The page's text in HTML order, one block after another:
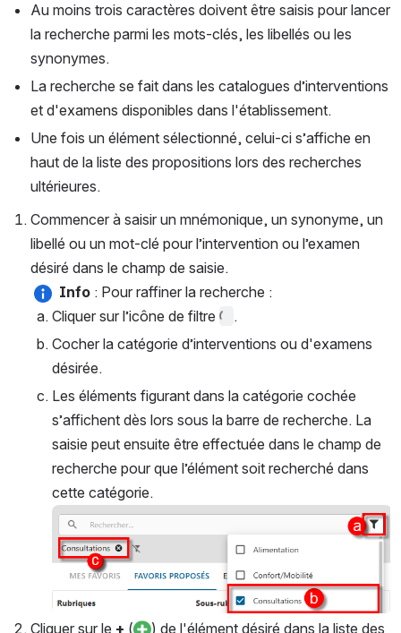
Au moins trois caractères doivent être saisis pour lancer
la recherche parmi les mots-clés, les libellés ou les
synonymes.
La recherche se fait dans les catalogues d’interventions
et d'examens disponibles dans l'établissement.
Une fois un élément sélectionné, celui-ci s’affiche en
haut de la liste des propositions lors des recherches
ultérieures.
Commencer à saisir un mnémonique, un synonyme, un
libellé ou un mot-clé pour l’intervention ou l’examen
désiré dans le champ de saisie.
Info : Pour raffiner la recherche :
Cliquer sur l’icône de filtre
.
Cocher la catégorie d’interventions ou d'examens
désirée.
Les éléments figurant dans la catégorie cochée
s’affichent dès lors sous la barre de recherche. La
saisie peut ensuite être effectuée dans le champ de
recherche pour que l’élément soit recherché dans
cette catégorie.
Ouvrir
Cliquer sur le + ( ) de l'élément désiré dans la liste des